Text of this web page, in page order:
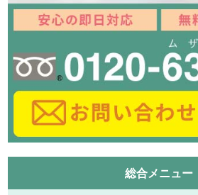
総合メニュー